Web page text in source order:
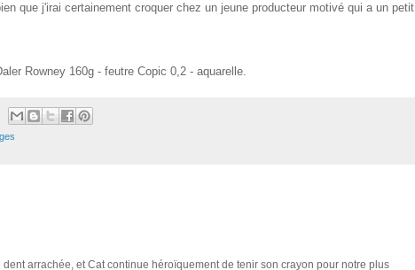
que j'irai certainement croquer chez un jeune producteur motivé qui a un petit
Rowney 160g - feutre Copic 0,2 - aquarelle.
arrachée, et Cat continue héroïquement de tenir son crayon pour notre plus